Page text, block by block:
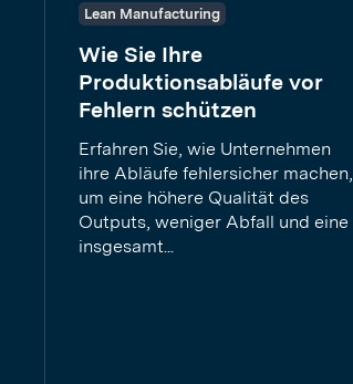
Lean Manufacturing
Wie Sie Ihre
Produktionsabläufe vor
Fehlern schützen
Erfahren Sie, wie Unternehmen
ihre Abläufe fehlersicher machen,
um eine höhere Qualität des
Outputs, weniger Abfall und eine
insgesamt...